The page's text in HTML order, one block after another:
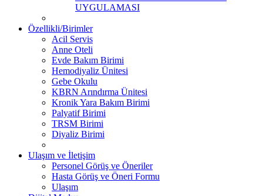
UYGULAMASI
Özellikli/Birimler
Acil Servis
Anne Oteli
Evde Bakım Birimi
Hemodiyaliz Ünitesi
Gebe Okulu
KBRN Arındırma Ünitesi
Kronik Yara Bakım Birimi
Palyatif Birimi
TRSM Birimi
Diyaliz Birimi
Ulaşım ve İletişim
Personel Görüş ve Öneriler
Hasta Görüş ve Öneri Formu
Ulaşım